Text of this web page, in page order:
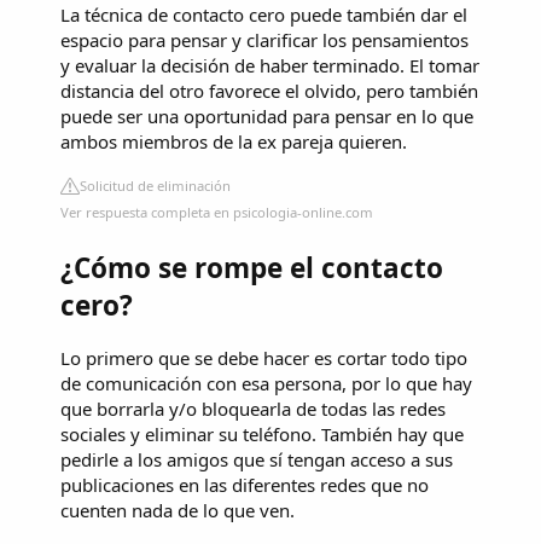
La técnica de contacto cero puede también dar el
espacio para pensar y clarificar los pensamientos
y evaluar la decisión de haber terminado. El tomar
distancia del otro favorece el olvido, pero también
puede ser una oportunidad para pensar en lo que
ambos miembros de la ex pareja quieren.
Solicitud de eliminación
Ver respuesta completa en psicologia-online.com
¿Cómo se rompe el contacto
cero?
Lo primero que se debe hacer es cortar todo tipo
de comunicación con esa persona, por lo que hay
que borrarla y/o bloquearla de todas las redes
sociales y eliminar su teléfono. También hay que
pedirle a los amigos que sí tengan acceso a sus
publicaciones en las diferentes redes que no
cuenten nada de lo que ven.